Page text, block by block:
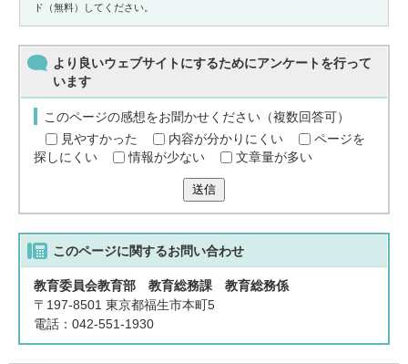
ド（無料）してください。
より良いウェブサイトにするためにアンケートを行って
います
このページの感想をお聞かせください（複数回答可）
見やすかった
内容が分かりにくい
ページを
探しにくい
情報が少ない 文章量が多い
送信
このページに関するお問い合わせ
教育委員会教育部 教育総務課 教育総務係
〒197-8501 東京都福生市本町5
電話：042-551-1930